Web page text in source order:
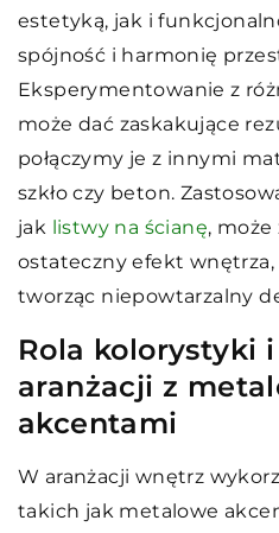
estetyką, jak i
spójność i harmonię
Eksperymentowanie z
może dać zaskakujące
połączymy je z innymi
szkło czy beton.
jak listwy na ścianę, może
ostateczny efekt wnętrza,
tworząc niepowtarzalny
Rola kolorystyki
aranżacji z
akcentami
W aranżacji wnętrz
takich jak metalowe